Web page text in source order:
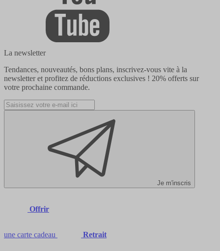
La newsletter
Tendances, nouveautés, bons plans, inscrivez-vous vite à la
newsletter et profitez de réductions exclusives ! 20% offerts sur
votre prochaine commande.
Je m'inscris
Offrir
une carte cadeau Retrait